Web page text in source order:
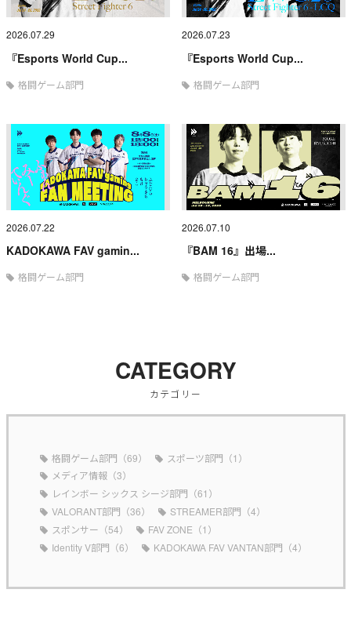
2026.07.29
『Esports World Cup...
格闘ゲーム部門
2026.07.23
『Esports World Cup...
格闘ゲーム部門
2026.07.22
KADOKAWA FAV gamin...
格闘ゲーム部門
2026.07.10
『BAM 16』出場...
格闘ゲーム部門
CATEGORY
カテゴリー
格闘ゲーム部門（69）
スポーツ部門（1）
メディア情報（3）
レインボー シックス シージ部門（61）
VALORANT部門（36）
STREAMER部門（4）
スポンサー（54）
FAV ZONE（1）
Identity V部門（6）
KADOKAWA FAV VANTAN部門（4）